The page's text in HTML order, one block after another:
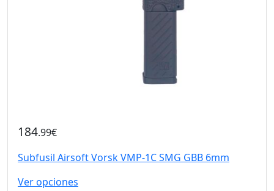
184.99€
Subfusil Airsoft Vorsk VMP-1C SMG GBB 6mm
Ver opciones